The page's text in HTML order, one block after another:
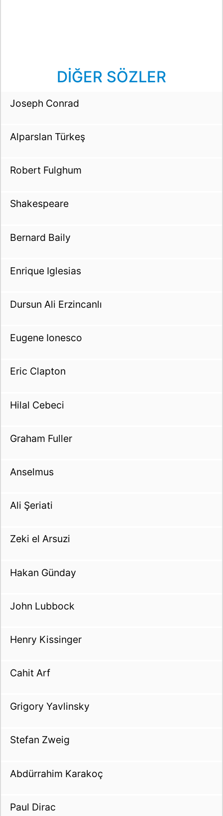
DİĞER SÖZLER
Joseph Conrad
Alparslan Türkeş
Robert Fulghum
Shakespeare
Bernard Baily
Enrique Iglesias
Dursun Ali Erzincanlı
Eugene Ionesco
Eric Clapton
Hilal Cebeci
Graham Fuller
Anselmus
Ali Şeriati
Zeki el Arsuzi
Hakan Günday
John Lubbock
Henry Kissinger
Cahit Arf
Grigory Yavlinsky
Stefan Zweig
Abdürrahim Karakoç
Paul Dirac